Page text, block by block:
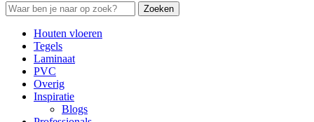
Search
for:
Houten vloeren
Tegels
Laminaat
PVC
Overig
Inspiratie
Blogs